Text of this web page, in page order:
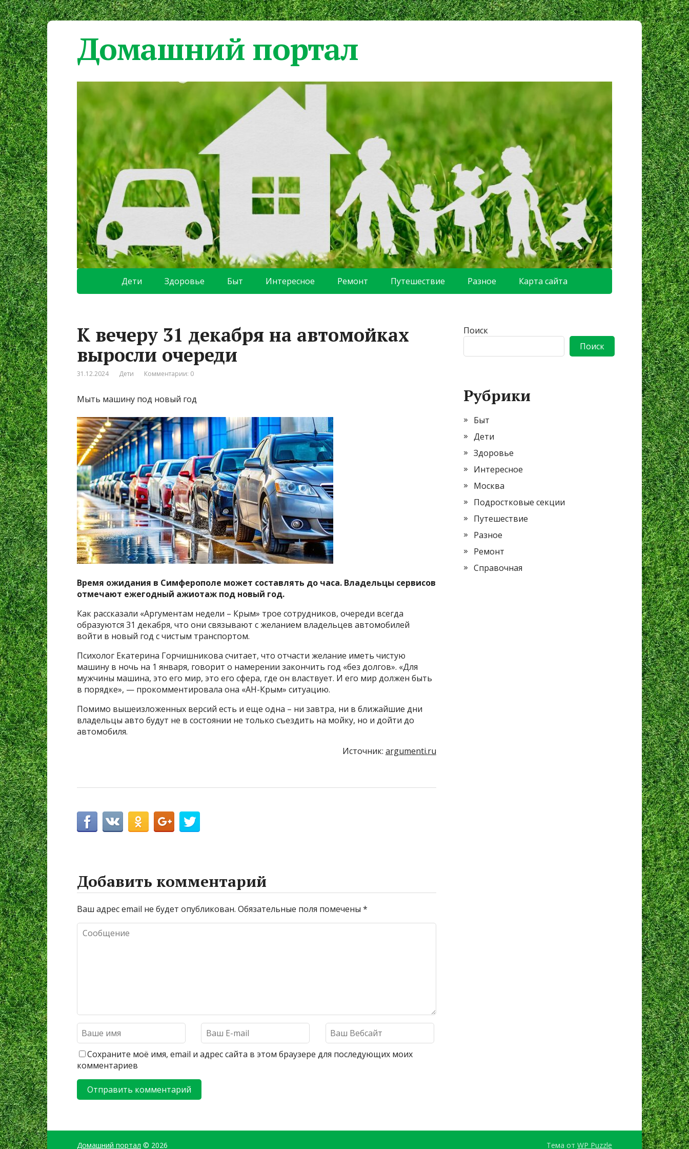
Домашний портал
Дети Здоровье Быт Интересное Ремонт Путешествие Разное Карта сайта
К вечеру 31 декабря на автомойках
выросли очереди
31.12.2024 Дети Комментарии: 0
Мыть машину под новый год
Время ожидания в Симферополе может составлять до часа. Владельцы сервисов
отмечают ежегодный ажиотаж под новый год.
Как рассказали «Аргументам недели – Крым» трое сотрудников, очереди всегда
образуются 31 декабря, что они связывают с желанием владельцев автомобилей
войти в новый год с чистым транспортом.
Психолог Екатерина Горчишникова считает, что отчасти желание иметь чистую
машину в ночь на 1 января, говорит о намерении закончить год «без долгов». «Для
мужчины машина, это его мир, это его сфера, где он властвует. И его мир должен быть
в порядке», — прокомментировала она «АН-Крым» ситуацию.
Помимо вышеизложенных версий есть и еще одна – ни завтра, ни в ближайшие дни
владельцы авто будут не в состоянии не только съездить на мойку, но и дойти до
автомобиля.
Источник: argumenti.ru
Добавить комментарий
Ваш адрес email не будет опубликован. Обязательные поля помечены *
Сохраните моё имя, email и адрес сайта в этом браузере для последующих моих
комментариев
Поиск
Поиск
Рубрики
Быт
Дети
Здоровье
Интересное
Москва
Подростковые секции
Путешествие
Разное
Ремонт
Справочная
Домашний портал © 2026 Тема от WP Puzzle